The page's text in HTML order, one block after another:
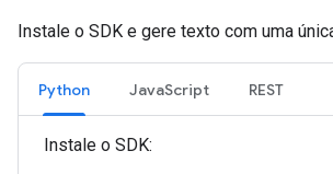
Instale o SDK e gere texto com uma
Python JavaScript REST
Instale o SDK: